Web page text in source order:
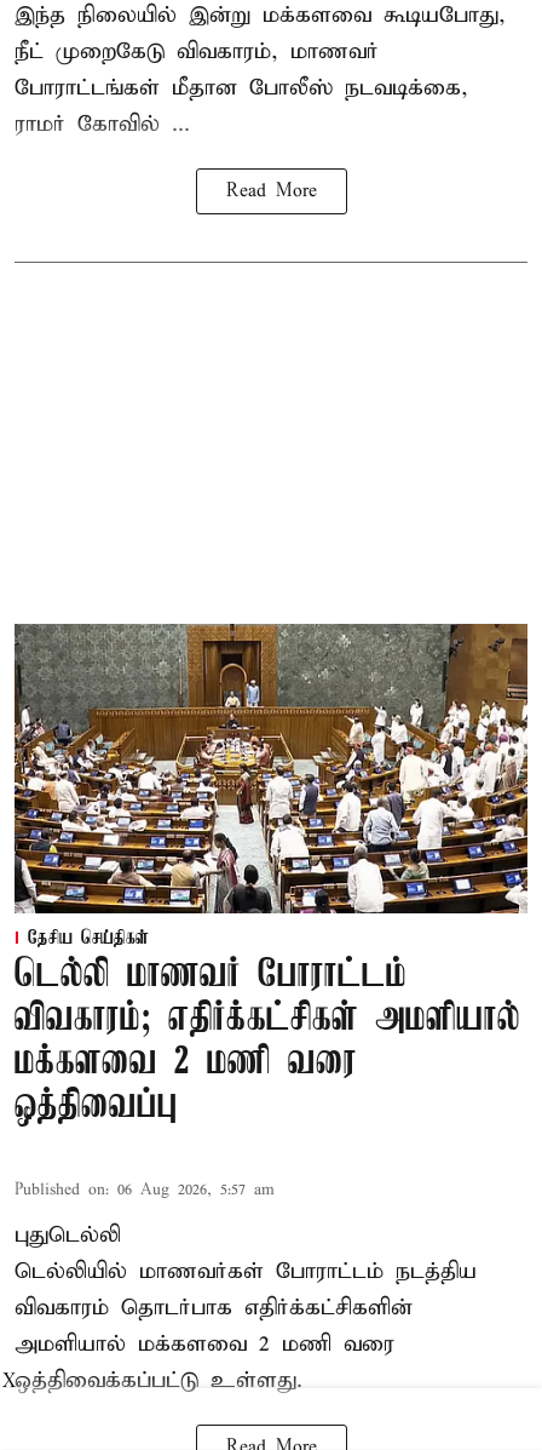
இந்த நிலையில் இன்று மக்களவை கூடியபோது,
நீட் முறைகேடு விவகாரம், மாணவர்
போராட்டங்கள் மீதான போலீஸ் நடவடிக்கை,
ராமர் கோவில் ...
Read More
தேசிய செய்திகள்
டெல்லி மாணவர் போராட்டம்
விவகாரம்; எதிர்க்கட்சிகள் அமளியால்
மக்களவை 2 மணி வரை
ஒத்திவைப்பு
Published on: 06 Aug 2026, 5:57 am
புதுடெல்லி
டெல்லியில் மாணவர்கள் போராட்டம் நடத்திய
விவகாரம் தொடர்பாக எதிர்க்கட்சிகளின்
அமளியால் மக்களவை 2 மணி வரை
ஒத்திவைக்கப்பட்டு உள்ளது.
X